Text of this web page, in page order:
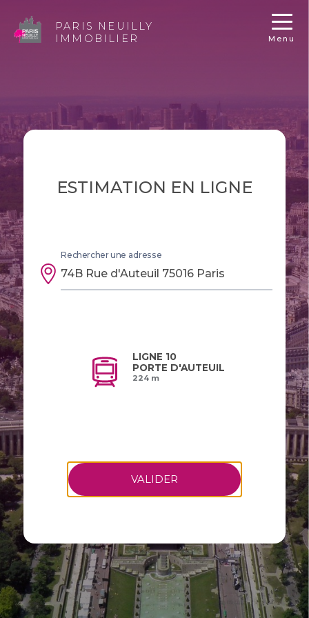
PARIS NEUILLY
IMMOBILIER
Menu
ESTIMATION EN LIGNE
Rechercher une adresse
LIGNE 10
PORTE D'AUTEUIL
224 m
VALIDER